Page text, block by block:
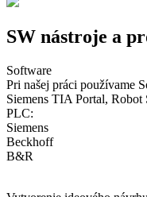
SW nástroje a
Software
Pri našej práci používame
Siemens TIA Portal,
PLC:
Siemens
Beckhoff
B&R